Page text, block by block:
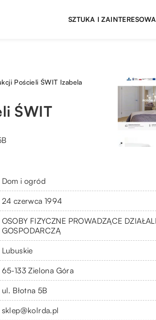
SZTUKA I
Pościeli ŚWIT Izabela
ŚWIT
Dom i ogród
24 czerwca 1994
OSOBY FIZYCZNE PROWADZĄCE
GOSPODARCZĄ
Lubuskie
65-133 Zielona Góra
ul. Błotna 5B
sklep@kolrda.pl